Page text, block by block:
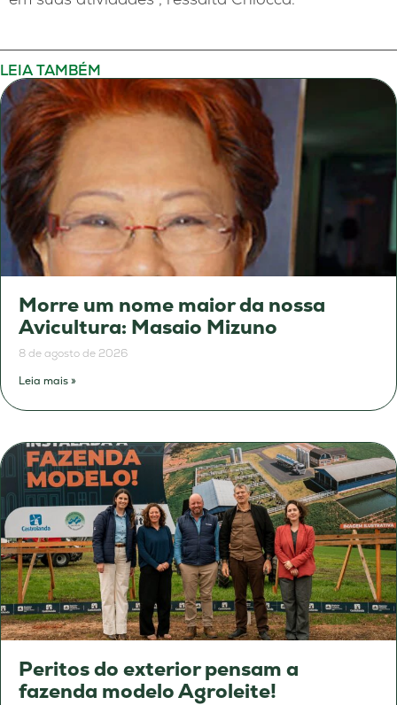
LEIA TAMBÉM
Morre um nome maior da nossa
Avicultura: Masaio Mizuno
8 de agosto de 2026
Leia mais »
Peritos do exterior pensam a
fazenda modelo Agroleite!